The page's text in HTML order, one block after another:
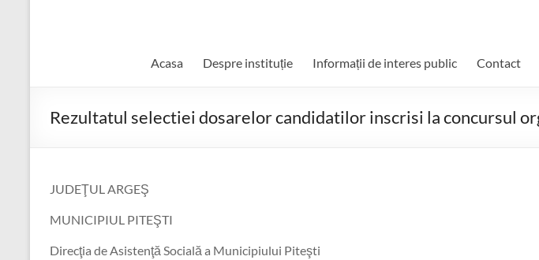
Acasa Despre instituție Informații de interes public Contact
Rezultatul selectiei dosarelor candidatilor inscrisi la concursul
JUDEŢUL ARGEŞ
MUNICIPIUL PITEŞTI
Direcţia de Asistenţă Socială a Municipiului Piteşti